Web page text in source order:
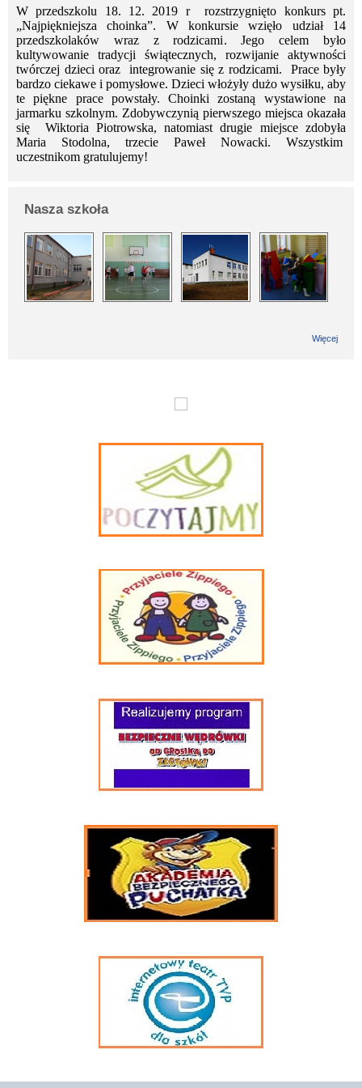
W przedszkolu 18. 12. 2019 r rozstrzygnięto konkurs pt.
„Najpiękniejsza choinka”. W konkursie wzięło udział 14
przedszkolaków wraz z rodzicami. Jego celem było
kultywowanie tradycji świątecznych, rozwijanie aktywności
twórczej dzieci oraz integrowanie się z rodzicami. Prace były
bardzo ciekawe i pomysłowe. Dzieci włożyły dużo wysiłku, aby
te piękne prace powstały. Choinki zostaną wystawione na
jarmarku szkolnym. Zdobywczynią pierwszego miejsca okazała
się Wiktoria Piotrowska, natomiast drugie miejsce zdobyła
Maria Stodolna, trzecie Paweł Nowacki. Wszystkim
uczestnikom gratulujemy!
Nasza szkoła
Więcej